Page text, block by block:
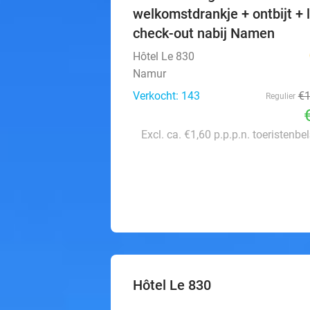
welkomstdrankje + ontbijt +
check-out nabij Namen
Hôtel Le 830
Namur
Verkocht: 143
Regulier
Excl. ca. €1,60 p.p.p.n.
Hôtel Le 830